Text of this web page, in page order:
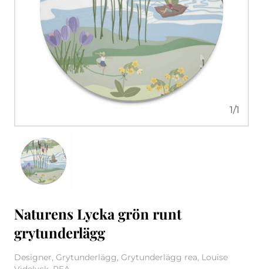
1/1
Naturens Lycka grön runt
grytunderlägg
Designer, Grytunderlägg, Grytunderlägg rea, Louise